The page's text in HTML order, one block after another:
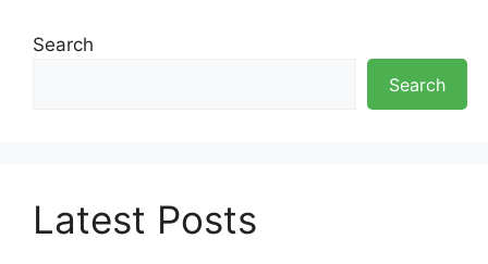
Search
Search
Latest Posts